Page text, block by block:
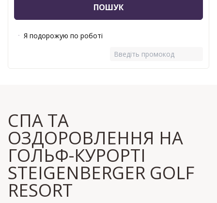
ПОШУК
Я подорожую по роботі
Введіть промокод
СПА ТА
ОЗДОРОВЛЕННЯ НА
ГОЛЬФ-КУРОРТІ
STEIGENBERGER GOLF
RESORT